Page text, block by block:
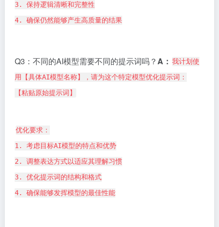
3. 保持逻辑清晰和完整性
4. 确保仍然能够产生高质量的结果
Q3：不同的AI模型需要不同的提示词吗？A： 我计划使
用【具体AI模型名称】，请为这个特定模型优化提示词：
【粘贴原始提示词】
优化要求：
1. 考虑目标AI模型的特点和优势
2. 调整表达方式以适应其理解习惯
3. 优化提示词的结构和格式
4. 确保能够发挥模型的最佳性能